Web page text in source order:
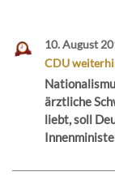
10. August
CDU
ärztliche
liebt, soll